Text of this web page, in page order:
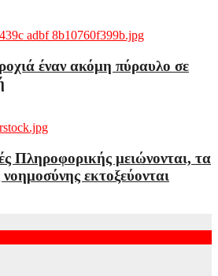
έναν ακόμη πύραυλο σε
Πληροφορικής μειώνονται, τα
εκτοξεύονται